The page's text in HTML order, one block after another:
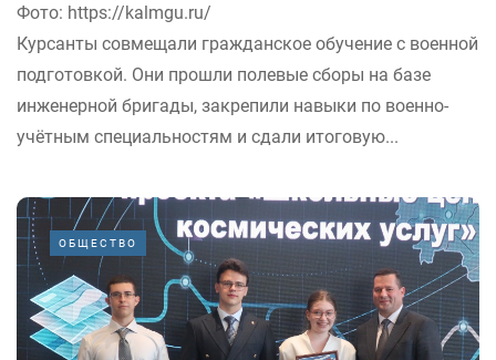
Фото: https://kalmgu.ru/
Курсанты совмещали гражданское обучение с военной
подготовкой. Они прошли полевые сборы на базе
инженерной бригады, закрепили навыки по военно-
учётным специальностям и сдали итоговую...
ОБЩЕСТВО